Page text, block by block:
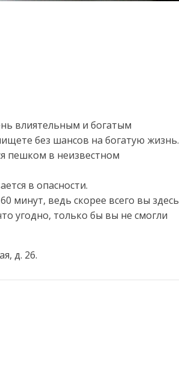
влиятельным и богатым
без шансов на богатую жизнь.
пешком в неизвестном
в опасности.
минут, ведь скорее всего вы здесь
угодно, только бы вы не смогли
д. 26.